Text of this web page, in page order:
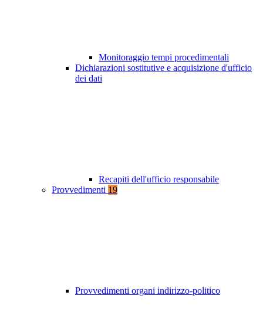
Monitoraggio tempi procedimentali
Dichiarazioni sostitutive e acquisizione d'ufficio
dei dati
Recapiti dell'ufficio responsabile
Provvedimenti 19
Provvedimenti organi indirizzo-politico